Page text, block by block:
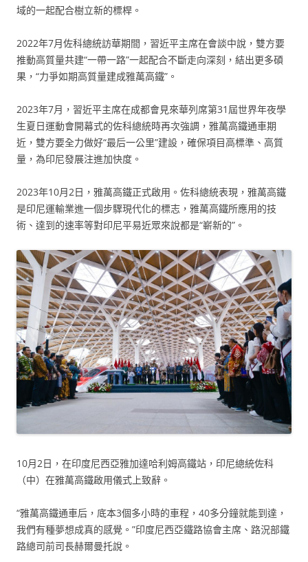
域的一起配合樹立新的標桿。
2022年7月佐科總統訪華期間，習近平主席在會談中說，雙方要
推動高質量共建“一帶一路”一起配合不斷走向深刻，結出更多碩
果，“力爭如期高質量建成雅萬高鐵”。
2023年7月，習近平主席在成都會見來華列席第31屆世界年夜學
生夏日運動會開幕式的佐科總統時再次強調，雅萬高鐵通車期
近，雙方要全力做好“最后一公里”建設，確保項目高標準、高質
量，為印尼發展注進加快度。
2023年10月2日，雅萬高鐵正式啟用。佐科總統表現，雅萬高鐵
是印尼運輸業進一個步驟現代化的標志，雅萬高鐵所應用的技
術、達到的速率等對印尼平易近眾來說都是“嶄新的”。
10月2日，在印度尼西亞雅加達哈利姆高鐵站，印尼總統佐科
（中）在雅萬高鐵啟用儀式上致辭。
“雅萬高鐵通車后，底本3個多小時的車程，40多分鐘就能到達，
我們有種夢想成真的感覺。”印度尼西亞鐵路協會主席、路況部鐵
路總司前司長赫爾曼托說。